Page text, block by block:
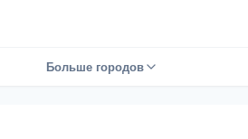
Больше городов